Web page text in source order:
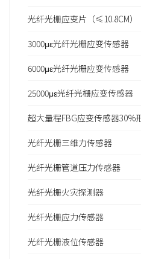
光纤光栅应变片（≤10.8CM）
3000με光纤光栅应变传感器
6000με光纤光栅应变传感器
25000με光纤光栅应变传感器
超大量程FBG应变传感器30%
光纤光栅三维力传感器
光纤光栅管道压力传感器
光纤光栅火灾探测器
光纤光栅应力传感器
光纤光栅液位传感器